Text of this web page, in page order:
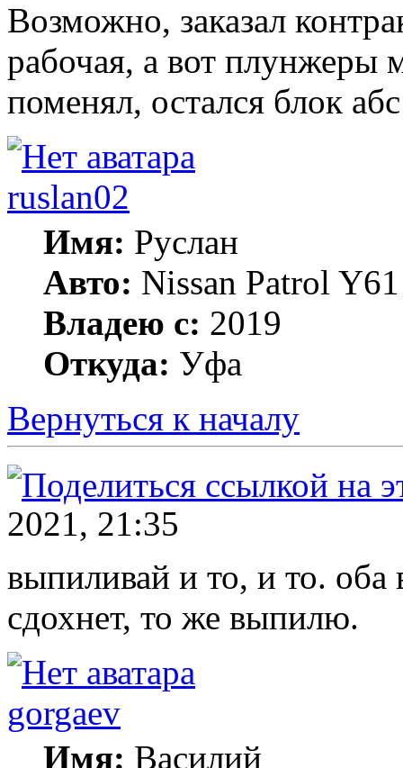
Возможно, заказал
рабочая, а вот плунжеры
поменял, остался блок
ruslan02
Имя: Руслан
Авто: Nissan Patrol
Владею с: 2019
Откуда: Уфа
Вернуться к началу
2021, 21:35
выпиливай и то, и то.
сдохнет, то же выпилю.
gorgaev
Имя: Василий